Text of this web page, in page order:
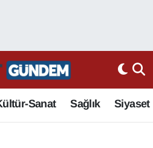
Sanat Sağlık Siyaset